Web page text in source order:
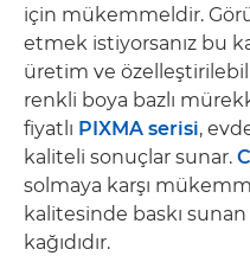
için mükemmeldir.
etmek istiyorsanız bu
üretim ve
renkli boya bazlı
fiyatlı PIXMA serisi,
kaliteli sonuçlar sunar.
solmaya karşı
kalitesinde baskı
kağıdıdır.